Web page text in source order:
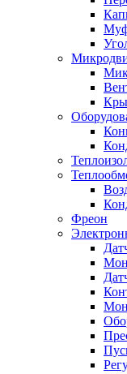
Фреон